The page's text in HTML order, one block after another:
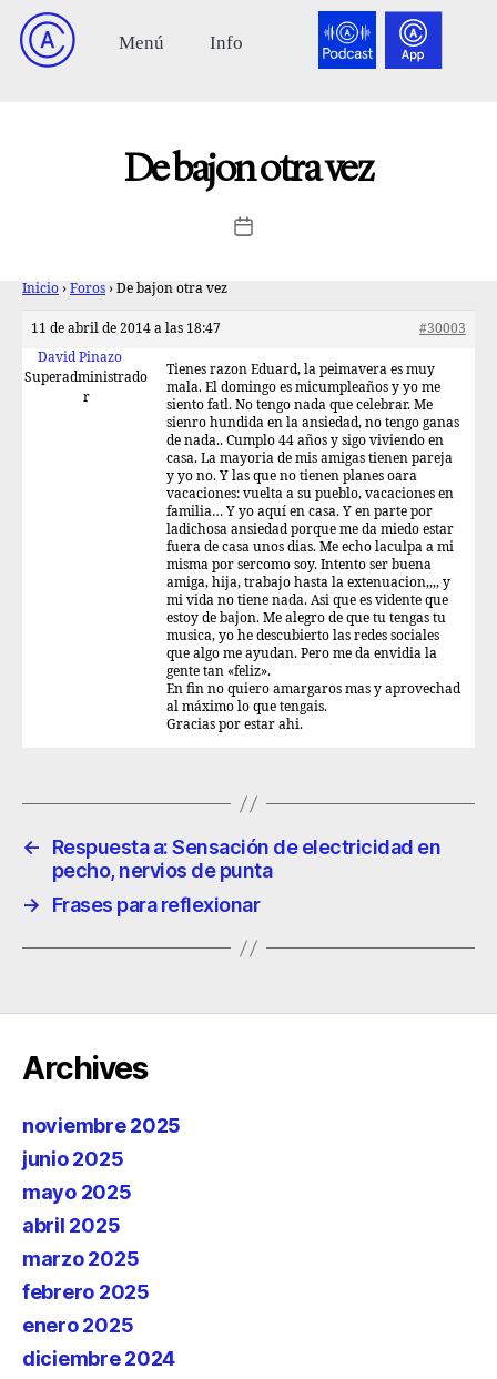
De bajon otra vez
Inicio › Foros › De bajon otra vez
11 de abril de 2014 a las 18:47
#30003
David Pinazo
Superadministrado
r
Tienes razon Eduard, la peimavera es muy
mala. El domingo es micumpleaños y yo me
siento fatl. No tengo nada que celebrar. Me
sienro hundida en la ansiedad, no tengo ganas
de nada.. Cumplo 44 años y sigo viviendo en
casa. La mayoria de mis amigas tienen pareja
y yo no. Y las que no tienen planes oara
vacaciones: vuelta a su pueblo, vacaciones en
familia… Y yo aquí en casa. Y en parte por
ladichosa ansiedad porque me da miedo estar
fuera de casa unos dias. Me echo laculpa a mi
misma por sercomo soy. Intento ser buena
amiga, hija, trabajo hasta la extenuacion,,,, y
mi vida no tiene nada. Asi que es vidente que
estoy de bajon. Me alegro de que tu tengas tu
musica, yo he descubierto las redes sociales
que algo me ayudan. Pero me da envidia la
gente tan «feliz».
En fin no quiero amargaros mas y aprovechad
al máximo lo que tengais.
Gracias por estar ahi.
←
Respuesta a: Sensación de electricidad en
pecho, nervios de punta
→
Frases para reflexionar
Archives
noviembre 2025
junio 2025
mayo 2025
abril 2025
marzo 2025
febrero 2025
enero 2025
diciembre 2024